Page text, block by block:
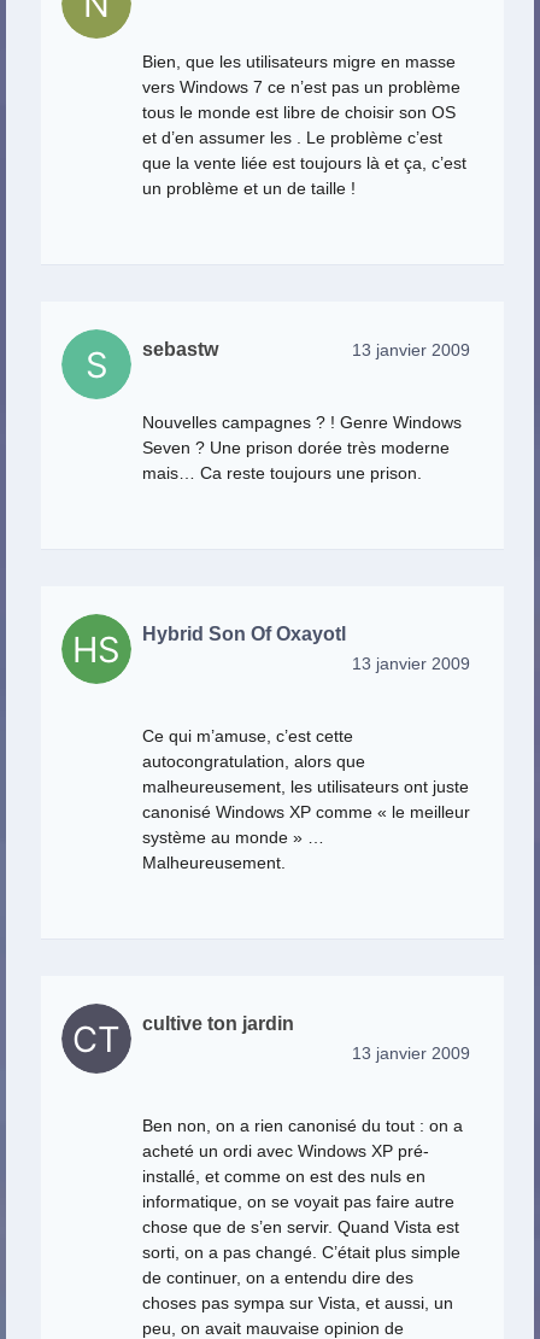
Bien, que les utilisateurs migre en masse
vers Windows 7 ce n’est pas un problème
tous le monde est libre de choisir son OS
et d’en assumer les . Le problème c’est
que la vente liée est toujours là et ça, c’est
un problème et un de taille !
sebastw 13 janvier 2009
Nouvelles campagnes ? ! Genre Windows
Seven ? Une prison dorée très moderne
mais… Ca reste toujours une prison.
Hybrid Son Of Oxayotl
13 janvier 2009
Ce qui m’amuse, c’est cette
autocongratulation, alors que
malheureusement, les utilisateurs ont juste
canonisé Windows XP comme « le meilleur
système au monde » …
Malheureusement.
cultive ton jardin
13 janvier 2009
Ben non, on a rien canonisé du tout : on a
acheté un ordi avec Windows XP pré-
installé, et comme on est des nuls en
informatique, on se voyait pas faire autre
chose que de s’en servir. Quand Vista est
sorti, on a pas changé. C’était plus simple
de continuer, on a entendu dire des
choses pas sympa sur Vista, et aussi, un
peu, on avait mauvaise opinion de